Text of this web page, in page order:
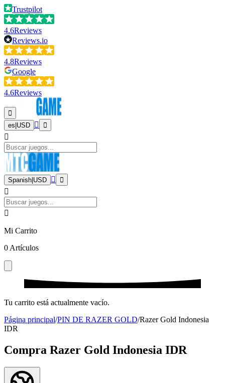
Trustpilot
4.6Reviews
Reviews.io
4.8Reviews
Google
4.6Reviews
es USD
Spanish USD
Mi Carrito
0 Artículos
Tu carrito está actualmente vacío.
Página principal/PIN DE RAZER GOLD/Razer Gold Indonesia
IDR
Compra Razer Gold Indonesia IDR